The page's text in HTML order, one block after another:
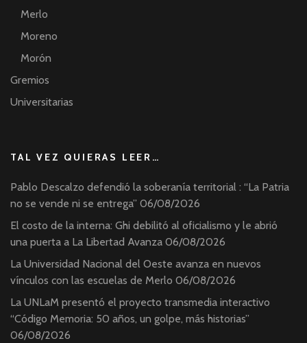
Merlo
Moreno
Morón
Gremios
Universitarias
TAL VEZ QUIERAS LEER…
Pablo Descalzo defendió la soberanía territorial : “La Patria
no se vende ni se entrega” 06/08/2026
El costo de la interna: Ghi debilitó al oficialismo y le abrió
una puerta a La Libertad Avanza 06/08/2026
La Universidad Nacional del Oeste avanza en nuevos
vínculos con las escuelas de Merlo 06/08/2026
La UNLaM presentó el proyecto transmedia interactivo
“Código Memoria: 50 años, un golpe, más historias”
06/08/2026